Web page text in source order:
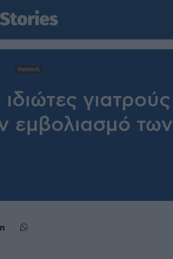
Κορονοιός
γιατρούς
εμβολιασμό των